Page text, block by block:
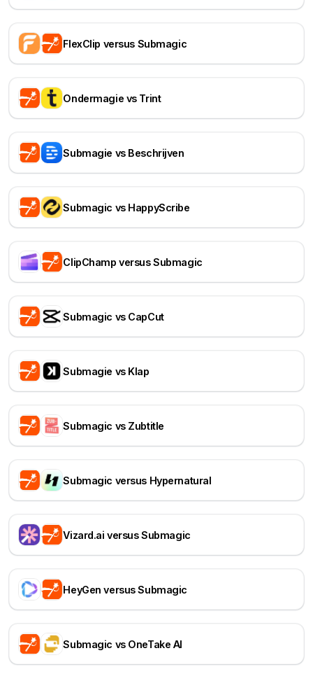
FlexClip versus Submagic
Ondermagie vs Trint
Submagie vs Beschrijven
Submagic vs HappyScribe
ClipChamp versus Submagic
Submagic vs CapCut
Submagie vs Klap
Submagic vs Zubtitle
Submagic versus Hypernatural
Vizard.ai versus Submagic
HeyGen versus Submagic
Submagic vs OneTake AI